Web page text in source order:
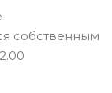
собственным